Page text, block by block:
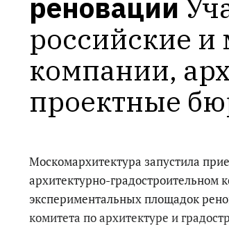
реновации
российские
компании,
проектные
Москомархитектура запустила
архитектурно-градостроительном
экспериментальных площадок
комитета по архитектуре и